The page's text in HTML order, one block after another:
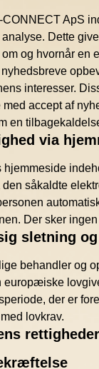
CONNECT ApS
Dette
og hvornår en
interesser.
accept af
en
via
såkaldte
Der sker
sletning
behandler og
europæiske
der er
lovkrav.
rettigheder